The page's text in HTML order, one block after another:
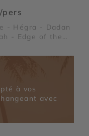
/pers
- Hégra - Dadan
- Edge of the
à vos
avec